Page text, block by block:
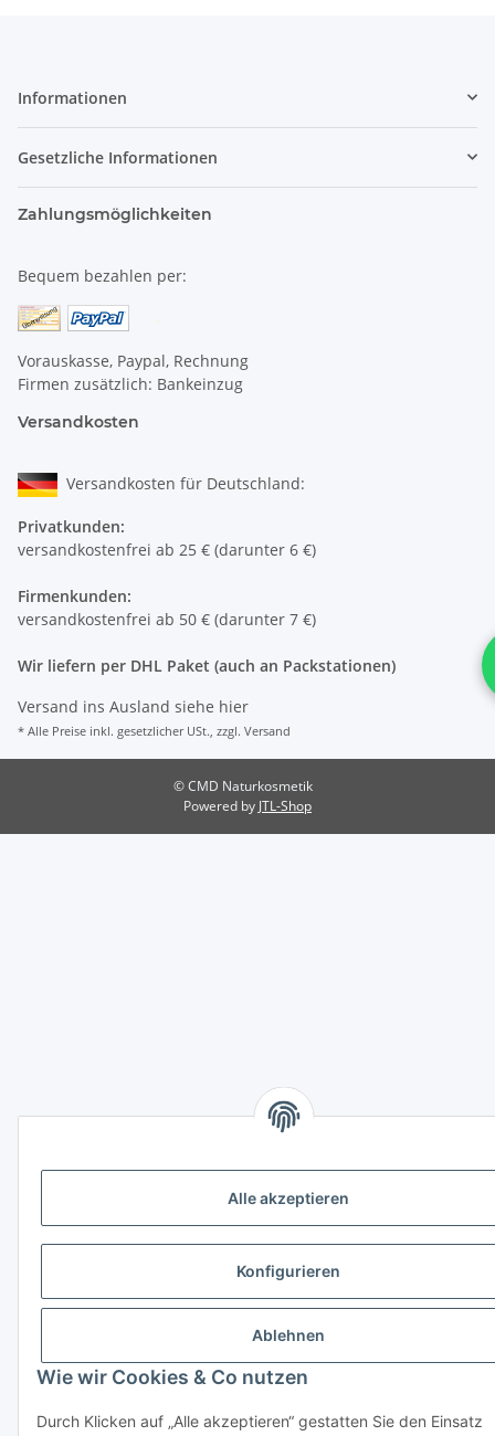
Alle akzeptieren
Konfigurieren
Ablehnen
Wie wir Cookies & Co nutzen
Durch Klicken auf „Alle akzeptieren“ gestatten Sie den Einsatz
Informationen
Gesetzliche Informationen
Zahlungsmöglichkeiten
Bequem bezahlen per:
Vorauskasse, Paypal, Rechnung
Firmen zusätzlich: Bankeinzug
Versandkosten
Versandkosten für Deutschland:
Privatkunden:
versandkostenfrei ab 25 € (darunter 6 €)
Firmenkunden:
versandkostenfrei ab 50 € (darunter 7 €)
Wir liefern per DHL Paket (auch an Packstationen)
Versand ins Ausland siehe hier
* Alle Preise inkl. gesetzlicher USt., zzgl. Versand
© CMD Naturkosmetik
Powered by JTL-Shop